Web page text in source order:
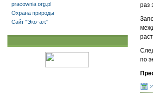
раз
по
pracownia.org.pl
Охрана природы
Сайт "Экотаж"